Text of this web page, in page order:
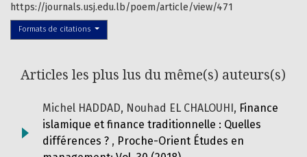
https://journals.usj.edu.lb/poem/article/view/471
Formats de citations
Articles les plus lus du même(s) auteurs(s)
Michel HADDAD, Nouhad EL CHALOUHI, Finance
islamique et finance traditionnelle : Quelles
différences ? , Proche-Orient Études en